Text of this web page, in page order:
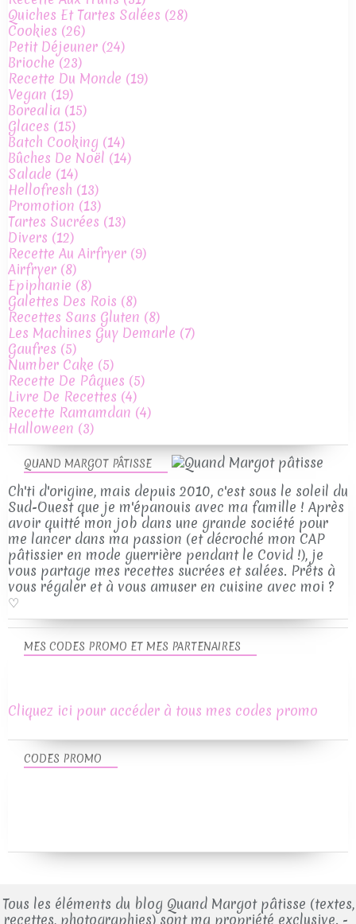
QUAND MARGOT PÂTISSE
Ch'ti d'origine, mais depuis 2010, c'est sous le soleil du
Sud-Ouest que je m'épanouis avec ma famille ! Après
avoir quitté mon job dans une grande société pour
me lancer dans ma passion (et décroché mon CAP
pâtissier en mode guerrière pendant le Covid !), je
vous partage mes recettes sucrées et salées. Prêts à
vous régaler et à vous amuser en cuisine avec moi ?
♡
Quiches Et Tartes Salées (28)
Cookies (26)
Petit Déjeuner (24)
Brioche(23)
Recette Du Monde (19)
Vegan (19)
Borealia (15)
Glaces (15)
Batch Cooking (14)
Bûches De Noël (14)
Salade (14)
Hellofresh (13)
Promotion (13)
Tartes Sucrées (13)
Divers (12)
Recette Au Airfryer (9)
Airfryer (8)
Epiphanie (8)
Galettes Des Rois (8)
Recettes Sans Gluten (8)
Les Machines Guy Demarle (7)
Gaufres (5)
Number Cake (5)
Recette De Pâques (5)
Livre De Recettes (4)
Recette Ramamdan (4)
Halloween (3)
CODES PROMO
MES CODES PROMO ET MES PARTENAIRES
Cliquez ici pour accéder à tous mes codes promo
Tous les éléments du blog Quand Margot pâtisse (textes,
recettes, photographies) sont ma propriété exclusive. -